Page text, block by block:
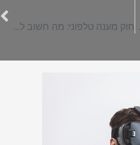
חוק מענה טלפוני: מה חשוב לדעת על חוק 6 הדקות?